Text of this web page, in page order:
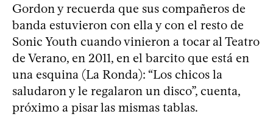
Gordon y recuerda que sus compañeros de
banda estuvieron con ella y con el resto de
Sonic Youth cuando vinieron a tocar al Teatro
de Verano, en 2011, en el barcito que está en
una esquina (La Ronda): “Los chicos la
saludaron y le regalaron un disco”, cuenta,
próximo a pisar las mismas tablas.